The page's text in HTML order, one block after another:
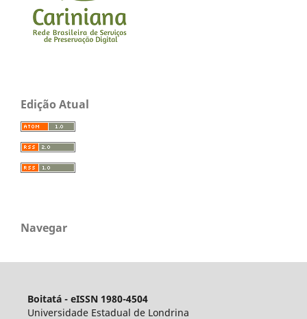
Edição Atual
Navegar
Boitatá - eISSN 1980-4504
Universidade Estadual de Londrina